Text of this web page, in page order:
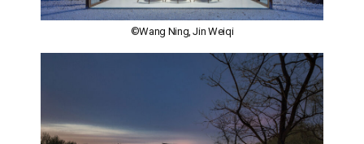
©Wang Ning, Jin Weiqi